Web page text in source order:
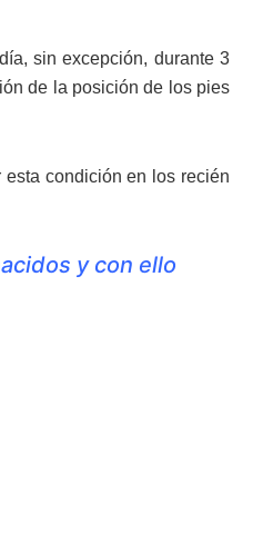
sin excepción, durante 3
de la posición de los pies
condición en los recién
y con ello